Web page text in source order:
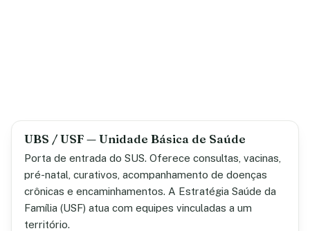
UBS / USF — Unidade Básica de Saúde
Porta de entrada do SUS. Oferece consultas, vacinas,
pré-natal, curativos, acompanhamento de doenças
crônicas e encaminhamentos. A Estratégia Saúde da
Família (USF) atua com equipes vinculadas a um
território.